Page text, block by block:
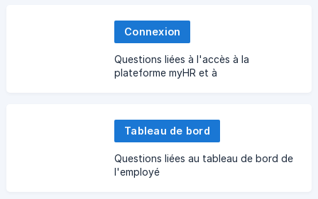
Connexion
Questions liées à l'accès à la
plateforme myHR et à
Tableau de bord
Questions liées au tableau de bord de
l'employé